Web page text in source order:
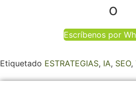
o
Escríbenos por
Etiquetado ESTRATEGIAS, IA, SEO,